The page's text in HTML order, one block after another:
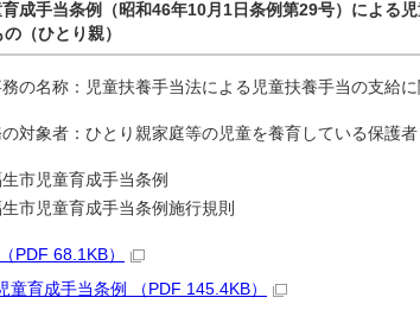
成手当条例（昭和46年10月1日条例第29号）による
（ひとり親）
の名称：児童扶養手当法による児童扶養手当の支給
対象者：ひとり親家庭等の児童を養育している保護者
市児童育成手当条例
育成手当条例施行規則
PDF 68.1KB）
童育成手当条例 （PDF 145.4KB）